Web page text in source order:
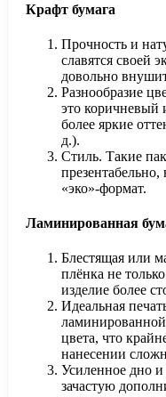
Крафт бумага
Прочность и
славятся своей
довольно
Разнообразие
это коричневый
более яркие
д.).
Стиль. Такие
«эко»-формат.
Ламинированная
Блестящая или
плёнка не
изделие более
Идеальная
цвета, что
нанесении
Усиленное дно
зачастую